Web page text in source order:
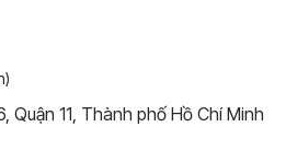
Quận 11, Thành phố Hồ Chí Minh